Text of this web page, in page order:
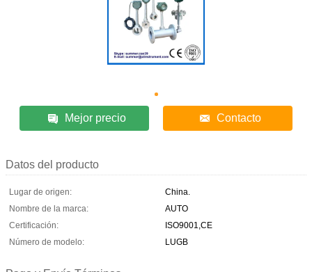
Mejor precio Contacto
Datos del producto
Lugar de origen:
China.
Nombre de la marca:
AUTO
Certificación:
ISO9001,CE
Número de modelo:
LUGB